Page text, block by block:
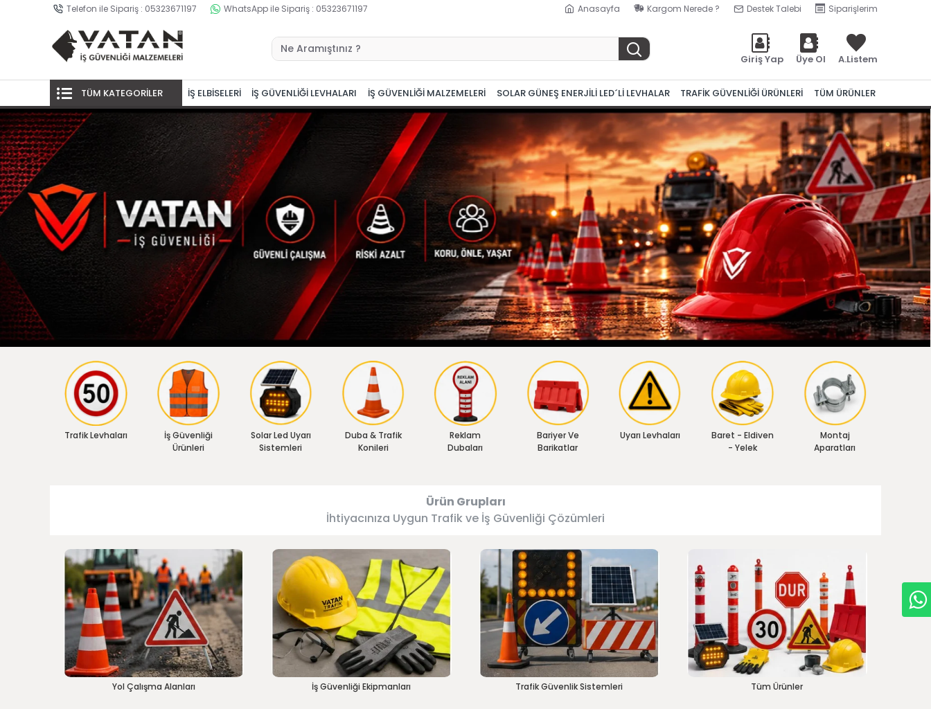
Telefon ile Sipariş : 05323671197 WhatsApp ile Sipariş : 05323671197 Anasayfa Kargom Nerede ? Destek Talebi Siparişlerim
Giriş Yap Üye Ol A.Listem
TÜM KATEGORİLER İŞ ELBİSELERİ İŞ GÜVENLİĞİ LEVHALARI İŞ GÜVENLİĞİ MALZEMELERİ SOLAR GÜNEŞ ENERJİLİ LED´Lİ LEVHALAR TRAFİK GÜVENLİĞİ ÜRÜNLERİ TÜM ÜRÜNLER
Trafik Levhaları
İş Güvenliği
Ürünleri
Solar Led Uyarı
Sistemleri
Duba & Trafik
Konileri
Reklam
Dubaları
Bariyer Ve
Barikatlar
Uyarı Levhaları
Baret - Eldiven
- Yelek
Montaj
Aparatları
Ürün Grupları
İhtiyacınıza Uygun Trafik ve İş Güvenliği Çözümleri
Yol Çalışma Alanları İş Güvenliği Ekipmanları Trafik Güvenlik Sistemleri Tüm Ürünler